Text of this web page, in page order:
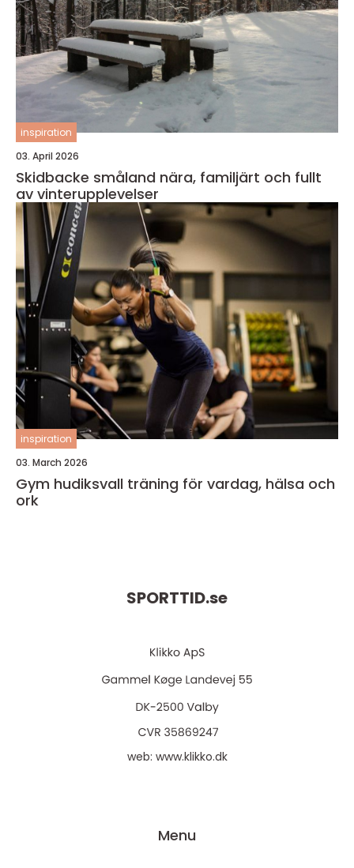
inspiration
03. April 2026
Skidbacke småland nära, familjärt och fullt
av vinterupplevelser
inspiration
03. March 2026
Gym hudiksvall träning för vardag, hälsa och
ork
SPORTTID.se
web: www.klikko.dk
Menu